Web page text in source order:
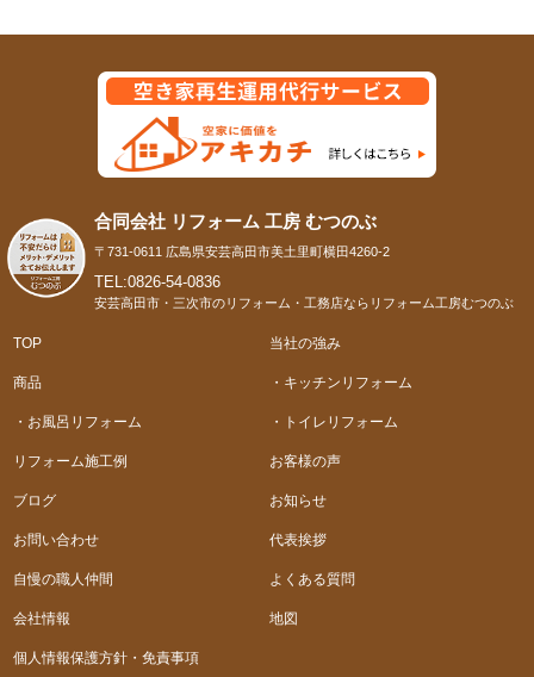
合同会社 リフォーム 工房 むつのぶ
〒731-0611 広島県安芸高田市美土里町横田4260-2
TEL:0826-54-0836
安芸高田市・三次市のリフォーム・工務店ならリフォーム工房むつのぶ
TOP 当社の強み
商品 ・キッチンリフォーム
・お風呂リフォーム ・トイレリフォーム
リフォーム施工例 お客様の声
ブログ お知らせ
お問い合わせ 代表挨拶
自慢の職人仲間 よくある質問
会社情報 地図
個人情報保護方針・免責事項